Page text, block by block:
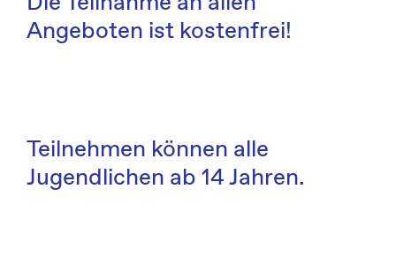
Angeboten ist kostenfrei!
Teilnehmen können alle
Jugendlichen ab 14 Jahren.